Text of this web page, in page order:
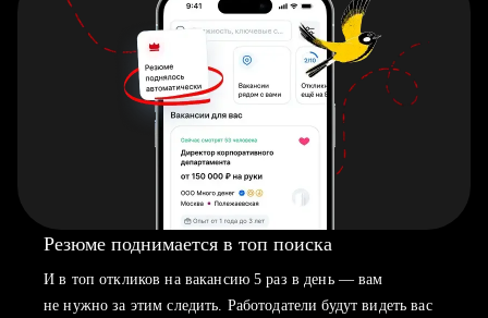
Резюме поднимается в топ поиска
И в топ откликов на вакансию 5 раз в день — вам
не нужно за этим следить. Работодатели будут видеть вас